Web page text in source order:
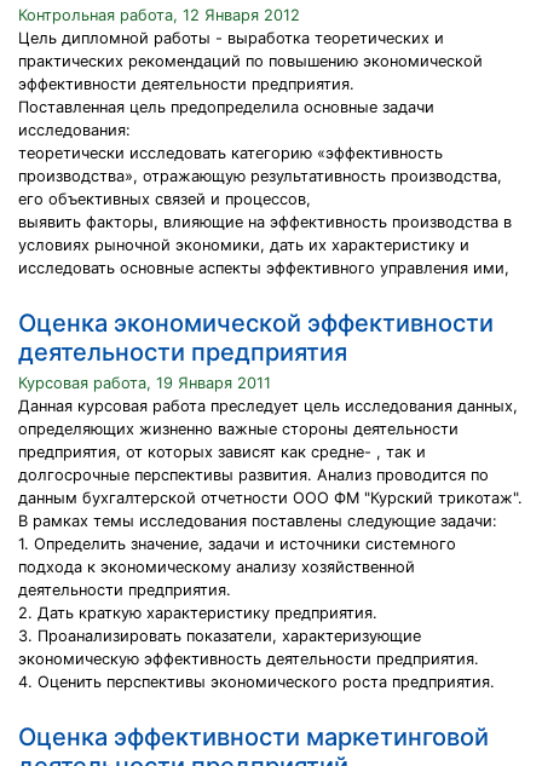
Контрольная работа, 12 Января 2012
Цель дипломной работы - выработка теоретических и
практических рекомендаций по повышению экономической
эффективности деятельности предприятия.
Поставленная цель предопределила основные задачи
исследования:
теоретически исследовать категорию «эффективность
производства», отражающую результативность производства,
его объективных связей и процессов,
выявить факторы, влияющие на эффективность производства в
условиях рыночной экономики, дать их характеристику и
исследовать основные аспекты эффективного управления ими,
Оценка экономической эффективности
деятельности предприятия
Курсовая работа, 19 Января 2011
Данная курсовая работа преследует цель исследования данных,
определяющих жизненно важные стороны деятельности
предприятия, от которых зависят как средне- , так и
долгосрочные перспективы развития. Анализ проводится по
данным бухгалтерской отчетности ООО ФМ "Курский трикотаж".
В рамках темы исследования поставлены следующие задачи:
1. Определить значение, задачи и источники системного
подхода к экономическому анализу хозяйственной
деятельности предприятия.
2. Дать краткую характеристику предприятия.
3. Проанализировать показатели, характеризующие
экономическую эффективность деятельности предприятия.
4. Оценить перспективы экономического роста предприятия.
Оценка эффективности маркетинговой